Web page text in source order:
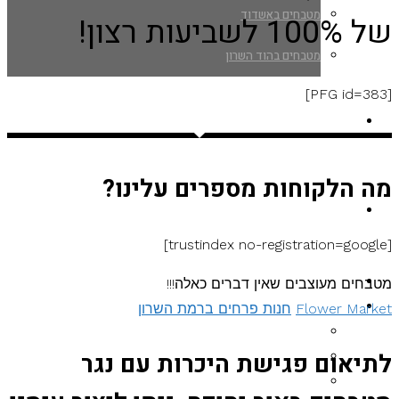
מטבחים באשדוד
מטבחים בהוד השרון
עמוד הבית
מטבחים ברמת השרון
מטבחים בפתח תקווה
של 100% לשביעות רצון!
[PFG id=383]
מה הלקוחות מספרים עלינו?
[trustindex no-registration=google]
מטבחים מעוצבים שאין דברים כאלה!!!
Flower Market חנות פרחים ברמת השרון
לתיאום פגישת היכרות עם נגר